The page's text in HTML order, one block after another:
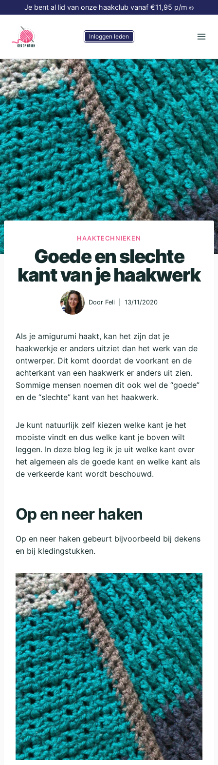
Doorgaan
naar
inhoud
Je bent al lid van onze haakclub vanaf €11,95 p/m 😍
Inloggen leden
HAAKTECHNIEKEN
Goede en slechte
kant van je haakwerk
Door Feli 13/11/2020
Als je amigurumi haakt, kan het zijn dat je
haakwerkje er anders uitziet dan het werk van de
ontwerper. Dit komt doordat de voorkant en de
achterkant van een haakwerk er anders uit zien.
Sommige mensen noemen dit ook wel de “goede”
en de “slechte” kant van het haakwerk.
Je kunt natuurlijk zelf kiezen welke kant je het
mooiste vindt en dus welke kant je boven wilt
leggen. In deze blog leg ik je uit welke kant over
het algemeen als de goede kant en welke kant als
de verkeerde kant wordt beschouwd.
Op en neer haken
Op en neer haken gebeurt bijvoorbeeld bij dekens
en bij kledingstukken.